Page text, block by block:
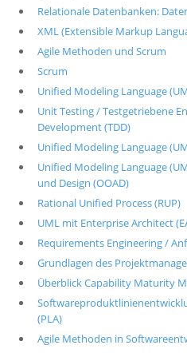
Relationale Datenbanken:
XML (Extensible Markup
Agile Methoden und Scrum
Scrum
Unified Modeling Language
Unit Testing / Testgetriebene
Development (TDD)
Unified Modeling Language
Unified Modeling Language
und Design (OOAD)
Rational Unified Process (RUP)
UML mit Enterprise Architect
Requirements Engineering /
Grundlagen des
Überblick Capability Maturity
(PLA)
Agile Methoden in